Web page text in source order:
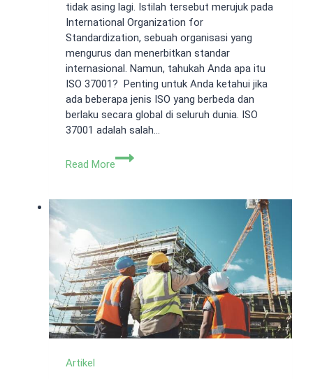
tidak asing lagi. Istilah tersebut merujuk pada
International Organization for
Standardization, sebuah organisasi yang
mengurus dan menerbitkan standar
internasional. Namun, tahukah Anda apa itu
ISO 37001? Penting untuk Anda ketahui jika
ada beberapa jenis ISO yang berbeda dan
berlaku secara global di seluruh dunia. ISO
37001 adalah salah…
Read More
Apa
37001?
Definisi
&
Cara
Mengurusnya!
Artikel